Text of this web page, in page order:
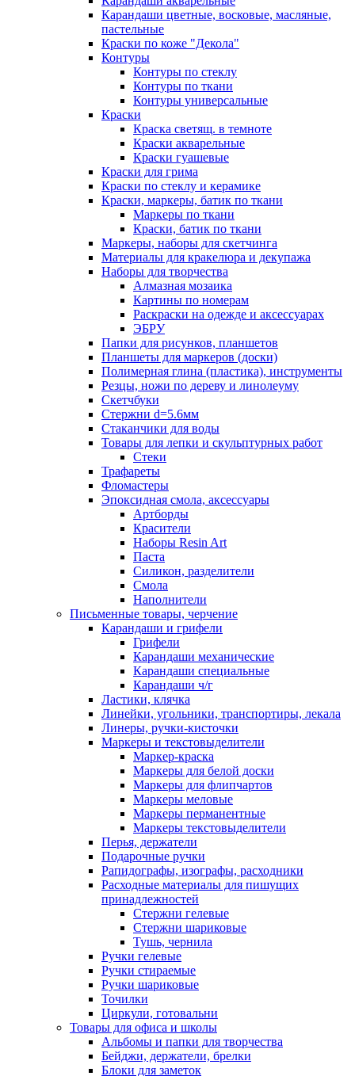
Карандаши цветные, восковые, масляные,
пастельные
Краски по коже "Декола"
Контуры
Контуры по стеклу
Контуры по ткани
Контуры универсальные
Краски
Краска светящ. в темноте
Краски акварельные
Краски гуашевые
Краски для грима
Краски по стеклу и керамике
Краски, маркеры, батик по ткани
Маркеры по ткани
Краски, батик по ткани
Маркеры, наборы для скетчинга
Материалы для кракелюра и декупажа
Наборы для творчества
Алмазная мозаика
Картины по номерам
Раскраски на одежде и аксессуарах
ЭБРУ
Папки для рисунков, планшетов
Планшеты для маркеров (доски)
Полимерная глина (пластика), инструменты
Резцы, ножи по дереву и линолеуму
Скетчбуки
Стержни d=5.6мм
Стаканчики для воды
Товары для лепки и скульптурных работ
Стеки
Трафареты
Фломастеры
Эпоксидная смола, аксессуары
Артборды
Красители
Наборы Resin Art
Паста
Силикон, разделители
Смола
Наполнители
Письменные товары, черчение
Карандаши и грифели
Грифели
Карандаши механические
Карандаши специальные
Карандаши ч/г
Ластики, клячка
Линейки, угольники, транспортиры, лекала
Линеры, ручки-кисточки
Маркеры и текстовыделители
Маркер-краска
Маркеры для белой доски
Маркеры для флипчартов
Маркеры меловые
Маркеры перманентные
Маркеры текстовыделители
Перья, держатели
Подарочные ручки
Рапидографы, изографы, расходники
Расходные материалы для пишущих
принадлежностей
Стержни гелевые
Стержни шариковые
Тушь, чернила
Ручки гелевые
Ручки стираемые
Ручки шариковые
Точилки
Циркули, готовальни
Товары для офиса и школы
Альбомы и папки для творчества
Бейджи, держатели, брелки
Блоки для заметок